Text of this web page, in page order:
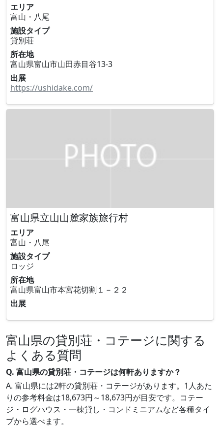
エリア
富山・八尾
施設タイプ
貸別荘
所在地
富山県富山市山田赤目谷13-3
出展
https://ushidake.com/
富山県立山山麓家族旅行村
エリア
富山・八尾
施設タイプ
ロッジ
所在地
富山県富山市本宮花切割１－２２
出展
富山県の貸別荘・コテージに関する
よくある質問
Q. 富山県の貸別荘・コテージは何軒ありますか？
A. 富山県には2軒の貸別荘・コテージがあります。1人あた
りの参考料金は18,673円～18,673円が目安です。コテー
ジ・ログハウス・一棟貸し・コンドミニアムなど各種タイ
プから選べます。